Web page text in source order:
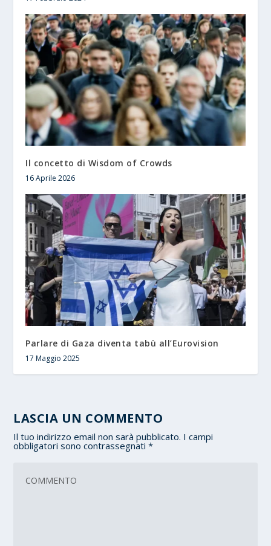
Il concetto di Wisdom of Crowds
16 Aprile 2026
Parlare di Gaza diventa tabù all’Eurovision
17 Maggio 2025
LASCIA UN COMMENTO
Il tuo indirizzo email non sarà pubblicato. I campi
obbligatori sono contrassegnati*